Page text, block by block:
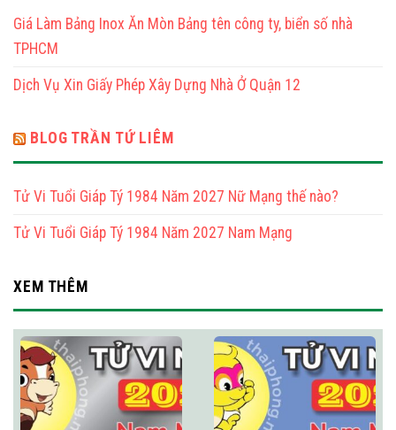
Mạng
Thìn
Giá Làm Bảng Inox Ăn Mòn Bảng tên công ty, biển số nhà
TPHCM
Dịch Vụ Xin Giấy Phép Xây Dựng Nhà Ở Quận 12
BLOG TRẦN TỨ LIÊM
Tử Vi Tuổi Giáp Tý 1984 Năm 2027 Nữ Mạng thế nào?
Tử Vi Tuổi Giáp Tý 1984 Năm 2027 Nam Mạng
XEM THÊM